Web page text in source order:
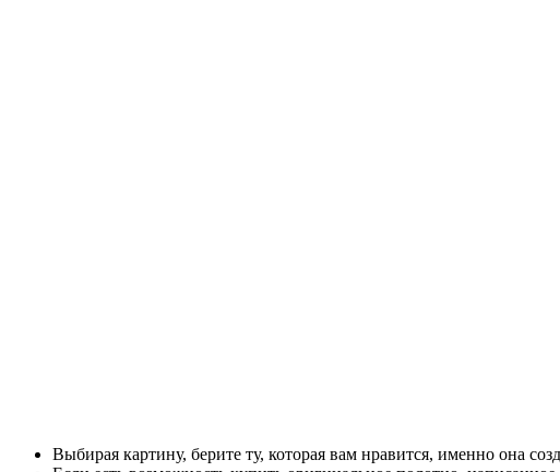
Выбирая картину, берите ту, которая вам нравится, именно она